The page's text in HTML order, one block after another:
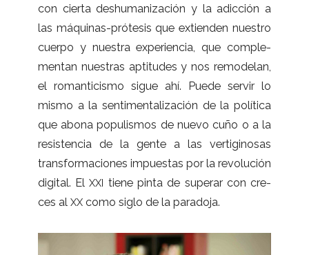
con cierta des­hu­ma­ni­za­ción y la adic­ción a
las máquinas-prótesis que extien­den nues­tro
cuerpo y nues­tra expe­rien­cia, que com­ple­
men­tan nues­tras apti­tu­des y nos remo­de­lan,
el roman­ti­cismo sigue ahí. Puede ser­vir lo
mismo a la sen­ti­men­ta­li­za­ción de la polí­tica
que abona popu­lis­mos de nuevo cuño o a la
resis­ten­cia de la gente a las ver­ti­gi­no­sas
trans­for­ma­cio­nes impues­tas por la revo­lu­ción
digi­tal. ElXXI tiene pinta de superar con cre­
ces al XXcomo siglo de la paradoja.